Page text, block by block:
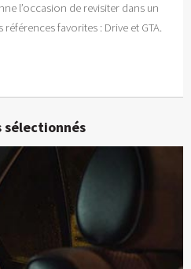
l’occasion de revisiter dans un
favorites : Drive et GTA.
sélectionnés